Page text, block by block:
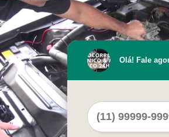
Olá! Fale